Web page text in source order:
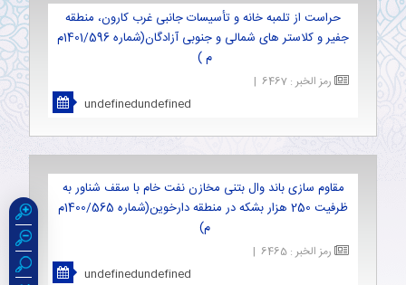
حراست از تلمبه خانه و تأسیسات جانبی غرب كارون، منطقه
جفیر و كلاستر های شمالی و جنوبی آزادگان(شماره 1401/596م
م )
رمز الخبر :
6467
|
undefinedundefined
مقاوم سازی باند وال بتنی مخازن نفت خام با سقف شناور به
ظرفیت 250 هزار بشكه در منطقه دارخوین(شماره 1400/565م
م)
رمز الخبر :
6465
|
undefinedundefined